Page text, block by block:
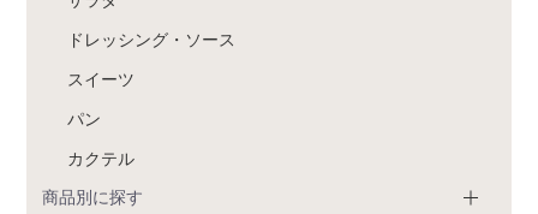
ドレッシング・ソース
スイーツ
パン
カクテル
商品別に探す